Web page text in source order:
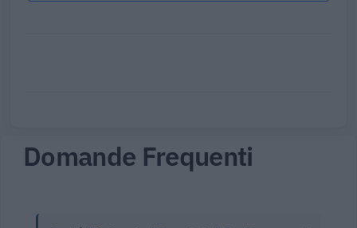
Domande Frequenti